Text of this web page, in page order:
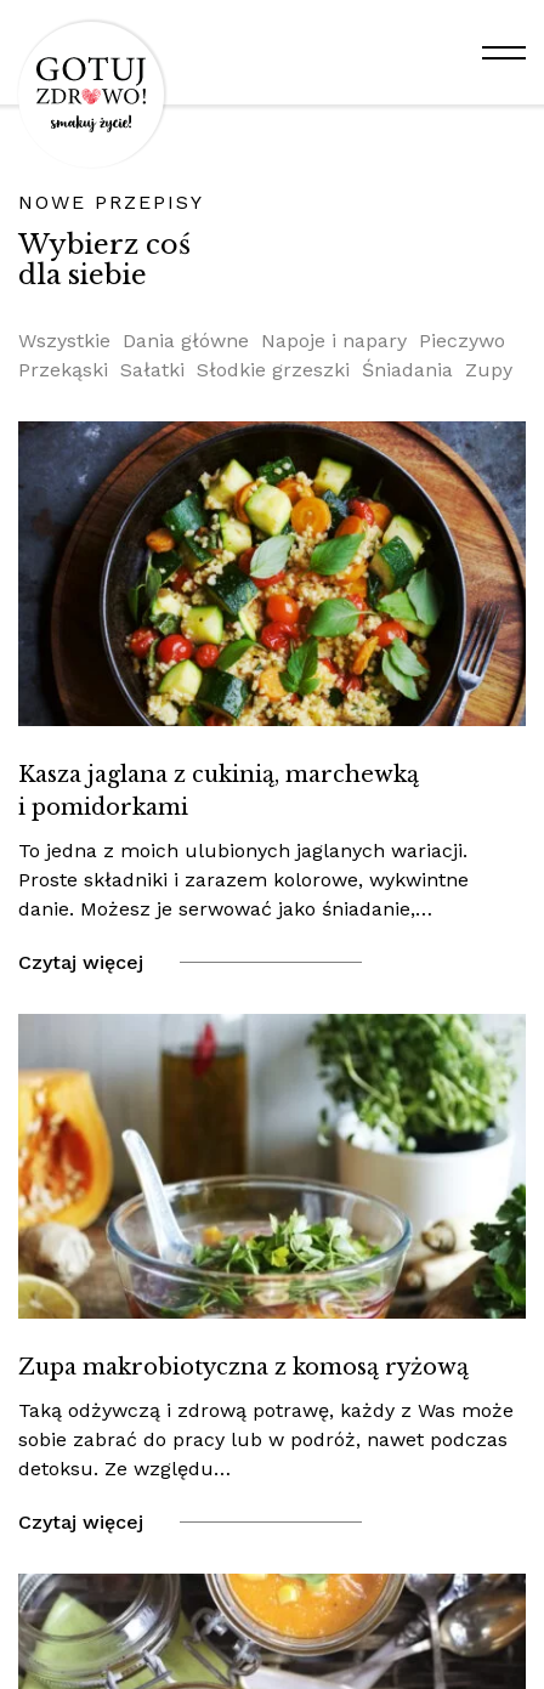
Wybierz coś
dla siebie
NOWE PRZEPISY
Wszystkie Dania główne Napoje i napary Pieczywo
Przekąski Sałatki Słodkie grzeszki Śniadania Zupy
Kasza jaglana z cukinią, marchewką
i pomidorkami
To jedna z moich ulubionych jaglanych wariacji.
Proste składniki i zarazem kolorowe, wykwintne
danie. Możesz je serwować jako śniadanie,…
Czytaj więcej
Zupa makrobiotyczna z komosą ryżową
Taką odżywczą i zdrową potrawę, każdy z Was może
sobie zabrać do pracy lub w podróż, nawet podczas
detoksu. Ze względu…
Czytaj więcej